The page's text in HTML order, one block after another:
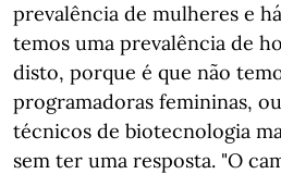
prevalência de mulheres e
temos uma prevalência de
disto, porque é que não
programadoras femininas,
técnicos de biotecnologia
sem ter uma resposta. "O